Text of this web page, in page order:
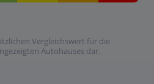
Vergleichswert für die
Autohauses dar.